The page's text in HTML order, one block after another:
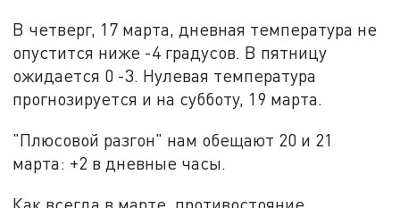
В четверг, 17 марта, дневная температура не
опустится ниже -4 градусов. В пятницу
ожидается 0 -3. Нулевая температура
прогнозируется и на субботу, 19 марта.
"Плюсовой разгон" нам обещают 20 и 21
марта: +2 в дневные часы.
Как всегда в марте, противостояние